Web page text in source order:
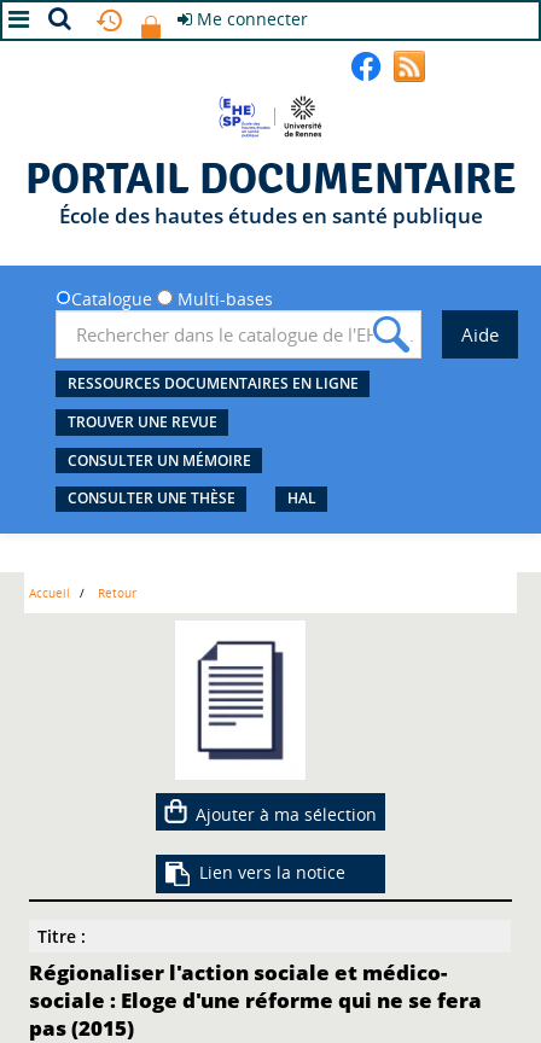
Me connecter
PORTAIL DOCUMENTAIRE
École des hautes études en santé publique
Catalogue Multi-bases
RESSOURCES DOCUMENTAIRES EN LIGNE
TROUVER UNE REVUE
CONSULTER UN MÉMOIRE
CONSULTER UNE THÈSE
HAL
Accueil Retour
Ajouter à ma sélection
Lien vers la notice
Titre :
Régionaliser l'action sociale et médico-
sociale : Eloge d'une réforme qui ne se fera
pas (2015)